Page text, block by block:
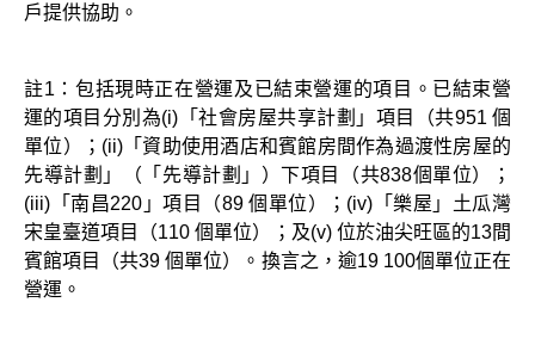
戶提供協助。
註1：包括現時正在營運及已結束營運的項目。已結束營
運的項目分別為(i)「社會房屋共享計劃」項目（共951 個
單位）；(ii)「資助使用酒店和賓館房間作為過渡性房屋的
先導計劃」（「先導計劃」）下項目（共838個單位）；
(iii)「南昌220」項目（89 個單位）；(iv)「樂屋」土瓜灣
宋皇臺道項目（110 個單位）；及(v) 位於油尖旺區的13間
賓館項目（共39 個單位）。換言之，逾19 100個單位正在
營運。